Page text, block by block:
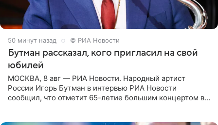
50 минут назад © РИА Новости
Бутман рассказал, кого пригласил на свой
юбилей
МОСКВА, 8 авг — РИА Новости. Народный артист
России Игорь Бутман в интервью РИА Новости
сообщил, что отметит 65-летие большим концертом в